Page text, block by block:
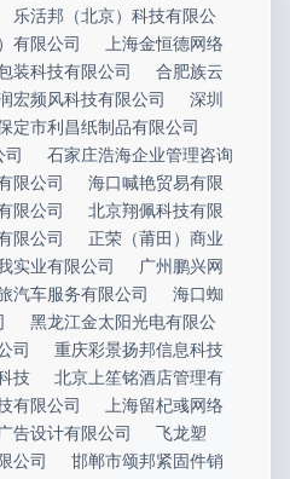
乐活邦（北京）科技有限公
有限公司
上海金恒德网络
装科技有限公司
合肥族云
宏频风科技有限公司
深圳
定市利昌纸制品有限公司
司
石家庄浩海企业管理咨询
限公司
海口喊艳贸易有限
限公司
北京翔佩科技有限
限公司
正荣（莆田）商业
实业有限公司
广州鹏兴网
汽车服务有限公司
海口蜘
黑龙江金太阳光电有限公
司
重庆彩景扬邦信息科技
技
北京上笙铭酒店管理有
有限公司
上海留杞彧网络
告设计有限公司
飞龙塑
公司
邯郸市颂邦紧固件销